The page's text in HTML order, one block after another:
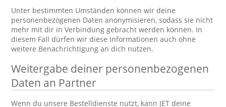
Unter bestimmten Umständen können wir deine
personenbezogenen Daten anonymisieren, sodass sie nicht
mehr mit dir in Verbindung gebracht werden können. In
diesem Fall dürfen wir diese Informationen auch ohne
weitere Benachrichtigung an dich nutzen.
Weitergabe deiner personenbezogenen
Daten an Partner
Wenn du unsere Bestelldienste nutzt, kann JET deine